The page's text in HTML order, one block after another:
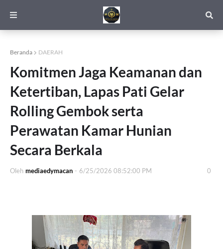
Beranda DAERAH
Komitmen Jaga Keamanan dan
Ketertiban, Lapas Pati Gelar
Rolling Gembok serta
Perawatan Kamar Hunian
Secara Berkala
Oleh mediaedymacan - 6/25/2026 08:52:00 PM 0